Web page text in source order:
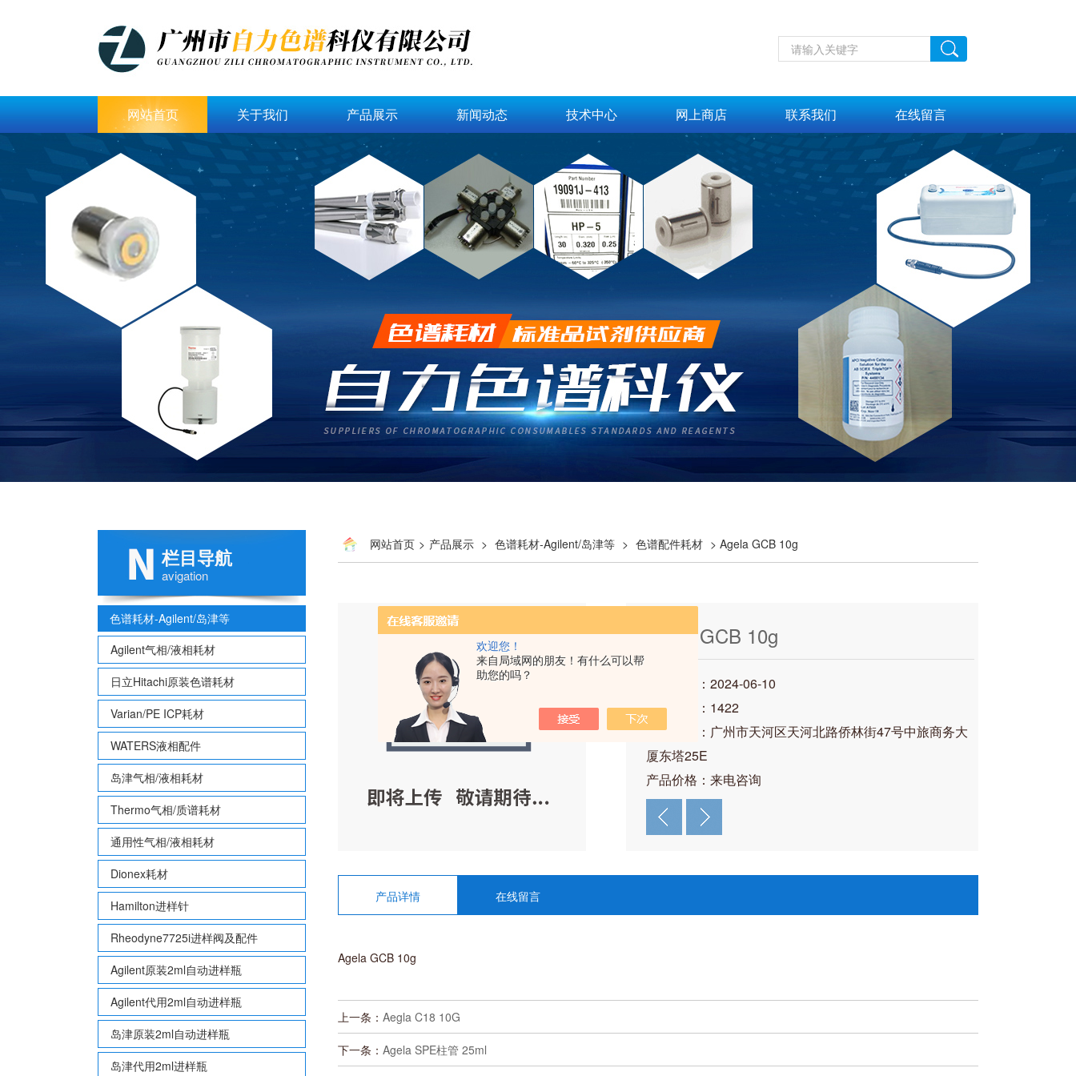
欢迎您！
来自局域网的朋友！有什么可以帮
助您的吗？
网站首页 关于我们 产品展示 新闻动态 技术中心 网上商店 联系我们 在线留言
栏目导航
avigation
色谱耗材-Agilent/岛津等
Agilent气相/液相耗材
日立Hitachi原装色谱耗材
Varian/PE ICP耗材
WATERS液相配件
岛津气相/液相耗材
Thermo气相/质谱耗材
通用性气相/液相耗材
Dionex耗材
Hamilton进样针
Rheodyne7725i进样阀及配件
Agilent原装2ml自动进样瓶
Agilent代用2ml自动进样瓶
岛津原装2ml自动进样瓶
岛津代用2ml进样瓶
网站首页 > 产品展示 > 色谱耗材-Agilent/岛津等 > 色谱配件耗材 > Agela GCB 10g
Agela GCB 10g
发布时间：2024-06-10
访问次数：1422
公司地址：广州市天河区天河北路侨林街47号中旅商务大
厦东塔25E
产品价格：来电咨询
产品详情 在线留言
Agela GCB 10g
上一条： Aegla C18 10G
下一条： Agela SPE柱管 25ml